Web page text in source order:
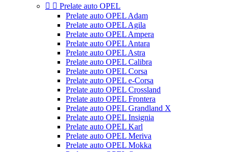
  Prelate auto OPEL
Prelate auto OPEL Adam
Prelate auto OPEL Agila
Prelate auto OPEL Ampera
Prelate auto OPEL Antara
Prelate auto OPEL Astra
Prelate auto OPEL Calibra
Prelate auto OPEL Corsa
Prelate auto OPEL e-Corsa
Prelate auto OPEL Crossland
Prelate auto OPEL Frontera
Prelate auto OPEL Grandland X
Prelate auto OPEL Insignia
Prelate auto OPEL Karl
Prelate auto OPEL Meriva
Prelate auto OPEL Mokka